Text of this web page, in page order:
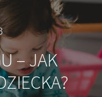
– JAK